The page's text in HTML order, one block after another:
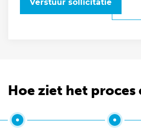
Verstuur sollicitatie
Hoe ziet het proces